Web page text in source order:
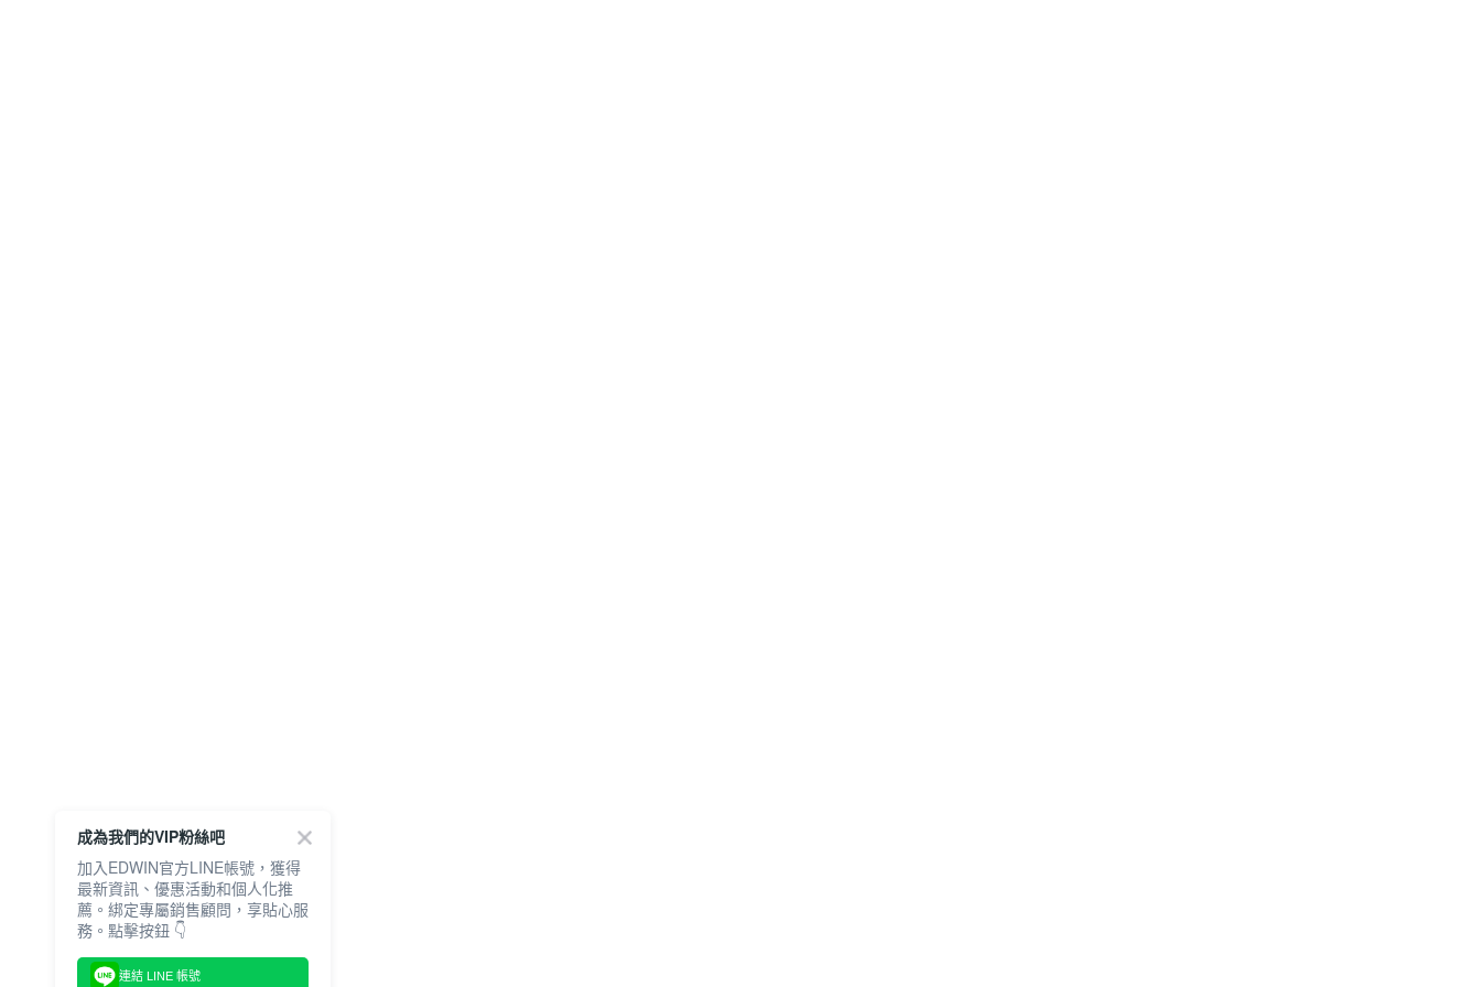
成為我們的VIP粉絲吧
加入EDWIN官方LINE帳號，獲得
最新資訊、優惠活動和個人化推
薦。綁定專屬銷售顧問，享貼心服
務。點擊按鈕 👇
連結 LINE 帳號